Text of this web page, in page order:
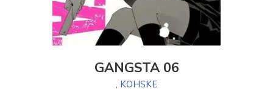
GANGSTA 06
, KOHSKE